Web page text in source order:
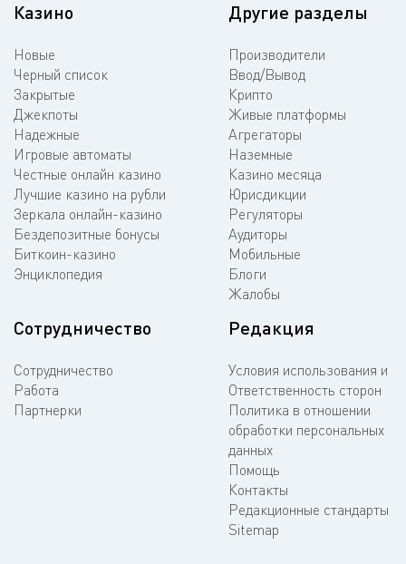
Казино
Новые
Черный список
Закрытые
Джекпоты
Надежные
Игровые автоматы
Честные онлайн казино
Лучшие казино на рубли
Зеркала онлайн-казино
Бездепозитные бонусы
Биткоин-казино
Энциклопедия
Другие разделы
Производители
Ввод/Вывод
Крипто
Живые платформы
Агрегаторы
Наземные
Казино месяца
Юрисдикции
Регуляторы
Аудиторы
Мобильные
Блоги
Жалобы
Сотрудничество
Сотрудничество
Работа
Партнерки
Редакция
Условия использования и
Ответственность сторон
Политика в отношении
обработки персональных
данных
Помощь
Контакты
Редакционные стандарты
Sitemap